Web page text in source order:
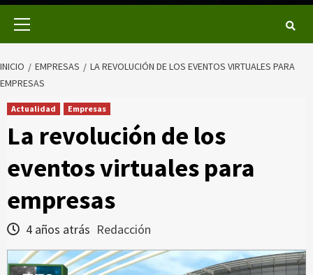
INICIO EMPRESAS
LA REVOLUCIÓN DE LOS EVENTOS VIRTUALES PARA
EMPRESAS
Actualidad Empresas
La revolución de los
eventos virtuales para
empresas
4 años atrás Redacción